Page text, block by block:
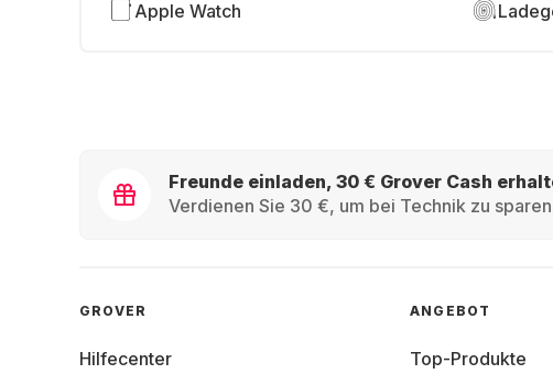
Apple Watch
Freunde einladen, 30 € Grover Cash
Verdienen Sie 30 €, um bei Technik zu
GROVER
Hilfecenter
ANGEBOT
Top-Produkte